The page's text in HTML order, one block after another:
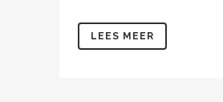
LEES MEER